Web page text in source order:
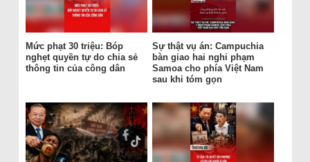
Mức phạt 30 triệu: Bóp
nghẹt quyền tự do chia sẻ
thông tin của công dân
Sự thật vụ án: Campuchia
bàn giao hai nghi phạm
Samoa cho phía Việt Nam
sau khi tóm gọn